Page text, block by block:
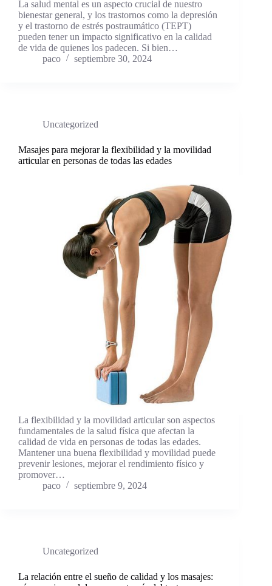
La salud mental es un aspecto crucial de nuestro
bienestar general, y los trastornos como la depresión
y el trastorno de estrés postraumático (TEPT)
pueden tener un impacto significativo en la calidad
de vida de quienes los padecen. Si bien…
paco
septiembre 30, 2024
Uncategorized
Masajes para mejorar la flexibilidad y la movilidad
articular en personas de todas las edades
La flexibilidad y la movilidad articular son aspectos
fundamentales de la salud física que afectan la
calidad de vida en personas de todas las edades.
Mantener una buena flexibilidad y movilidad puede
prevenir lesiones, mejorar el rendimiento físico y
promover…
paco
septiembre 9, 2024
Uncategorized
La relación entre el sueño de calidad y los masajes: